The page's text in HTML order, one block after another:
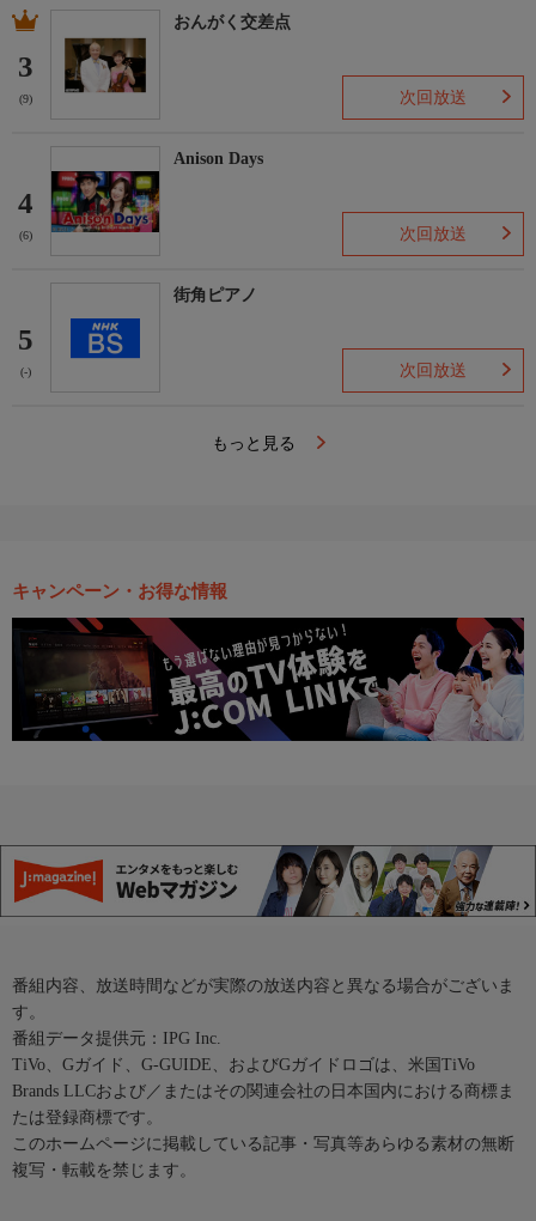
★番組のご感想を番組ホームページまでお寄せください
https://www.bs-asahi.co.jp/jinseiutagaaru/
3
(9)
おんがく交差点
次回放送
4
(6)
Anison Days
次回放送
5
(-)
街角ピアノ
次回放送
もっと見る
キャンペーン・お得な情報
番組内容、放送時間などが実際の放送内容と異なる場合がございま
す。
番組データ提供元：IPG Inc.
TiVo、Gガイド、G-GUIDE、およびGガイドロゴは、米国TiVo
Brands LLCおよび／またはその関連会社の日本国内における商標ま
たは登録商標です。
このホームページに掲載している記事・写真等あらゆる素材の無断
複写・転載を禁じます。